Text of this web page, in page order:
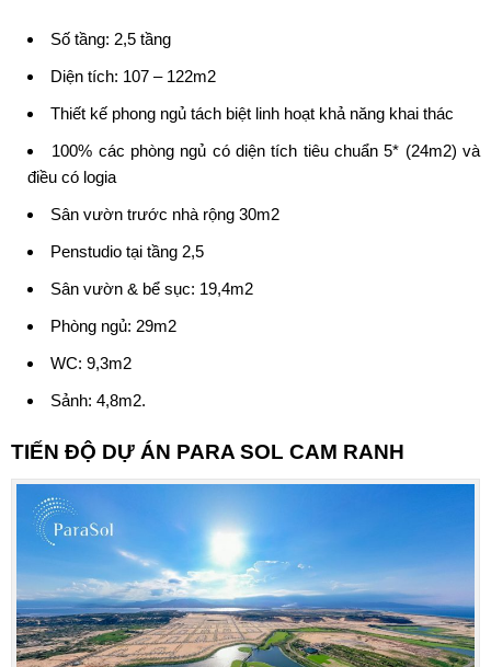
Số tầng: 2,5 tầng
Diện tích: 107 – 122m2
Thiết kế phong ngủ tách biệt linh hoạt khả năng khai thác
100% các phòng ngủ có diện tích tiêu chuẩn 5* (24m2) và
điều có logia
Sân vườn trước nhà rộng 30m2
Penstudio tại tầng 2,5
Sân vườn & bể sục: 19,4m2
Phòng ngủ: 29m2
WC: 9,3m2
Sảnh: 4,8m2.
TIẾN ĐỘ DỰ ÁN PARA SOL CAM RANH